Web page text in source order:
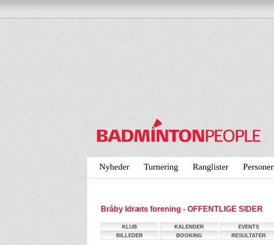
Nyheder Turnering Ranglister Personer
Bråby Idræts forening - OFFENTLIGE SIDER
KLUB KALENDER EVENTS
BILLEDER
BOOKING RESULTATER